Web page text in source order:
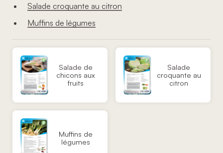
Salade croquante au citron
Muffins de légumes
Salade de
chicons aux
fruits
Salade
croquante au
citron
Muffins de
légumes